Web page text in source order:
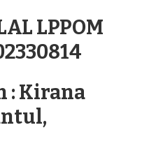
LPPOM
: Kirana